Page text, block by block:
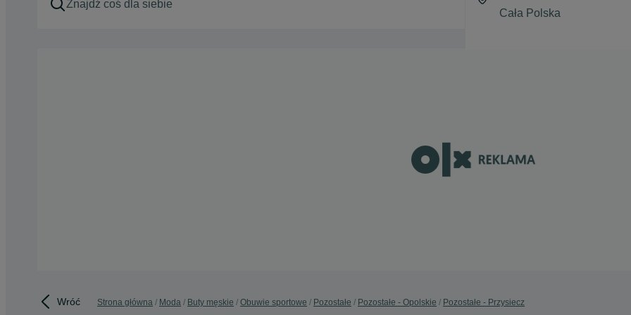
Wróć Strona główna Moda Buty męskie Obuwie sportowe Pozostałe Pozostałe - Opolskie Pozostałe - Przysiecz